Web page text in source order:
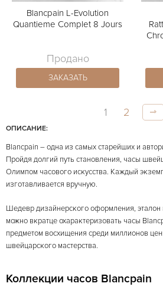
Blancpain L-Evolution
Quantieme Complet 8 Jours
Продано
ЗАКАЗАТЬ
1 2
ОПИСАНИЕ:
Blancpain – одна из самых старейших и
Пройдя долгий путь становления, часы
Олимпом часового искусства. Каждый
изготавливается вручную.
Шедевр дизайнерского оформления, эталон
можно вкратце охарактеризовать часы
предметом восхищения среди миллионов
швейцарского мастерства.
Коллекции часов Blancpain